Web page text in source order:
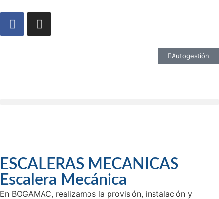
Autogestión
ESCALERAS MECANICAS
Escalera Mecánica
En BOGAMAC, realizamos la provisión, instalación y